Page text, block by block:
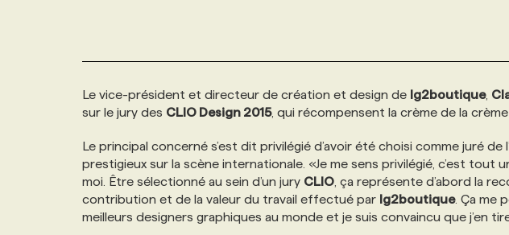
PRIX ET DISTINCTIONS
TENDANCES
GEO/SEO
ÉVÉNEMENTIEL
NOS AUTEUR‧RICES
FAQ
ANNONCEZ AVEC NOUS
FORMATIONS PERSONNALISÉES
NOS FORMATEUR‧RICES
POURQUOI CHOISIR NOS FORMATIONS
NOS TARIFS
NOS EXPERTISES
Le vice-président et directeur de création et design de lg2boutique,
sur le jury des CLIO Design 2015, qui récompensent la crème de la
Le principal concerné s’est dit privilégié d’avoir été choisi comme juré
prestigieux sur la scène internationale. «Je me sens privilégié, c’est tout
moi. Être sélectionné au sein d’un jury CLIO , ça représente d’abord la
contribution et de la valeur du travail effectué par lg2boutique. Ça me
meilleurs designers graphiques au monde et je suis convaincu que j’en